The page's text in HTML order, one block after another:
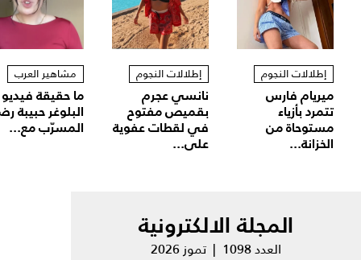
إطلالات النجوم
ميريام فارس
تتمرد بأزياء
مستوحاة من
الخزانة...
إطلالات النجوم
نانسي عجرم
بقميص مفتوح
في لقطات عفوية
على...
مشاهير العرب
ما حقيقة فيديو
البلوغر حبيبة
المسرّب مع...
المجلة الالكترونية
العدد 1098 | تموز 2026